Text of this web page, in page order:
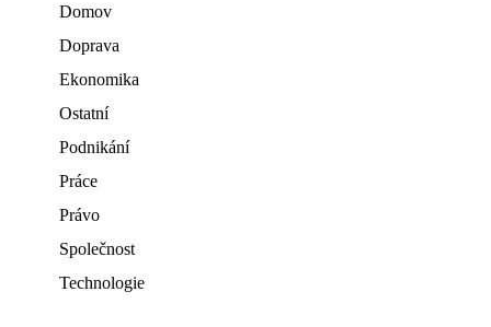
Domov
Doprava
Ekonomika
Ostatní
Podnikání
Práce
Právo
Společnost
Technologie